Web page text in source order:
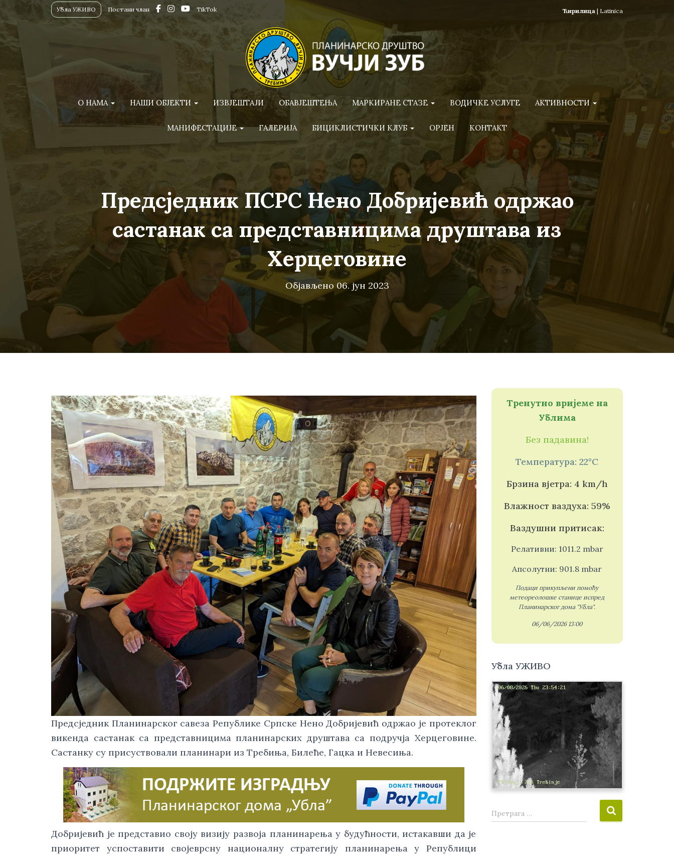
Ћирилица | Latinica
Убла УЖИВО Постани члан TikTok
О НАМА НАШИ ОБЈЕКТИ ИЗВЈЕШТАЈИ ОБАВЈЕШТЕЊА МАРКИРАНЕ СТАЗЕ ВОДИЧКЕ УСЛУГЕ АКТИВНОСТИ
МАНИФЕСТАЦИЈЕ ГАЛЕРИЈА БИЦИКЛИСТИЧКИ КЛУБ ОРЈЕН КОНТАКТ
Предсједник ПСРС Нено Добријевић одржао
састанак са представницима друштава из
Херцеговине
Објављено 06. јун 2023
Предсједник Планинарског савеза Републике Српске Нено Добријевић одржао је протеклог
викенда састанак са представницима планинарских друштава са подручја Херцеговине.
Састанку су присуствовали планинари из Требиња, Билеће, Гацка и Невесиња.
Добријевић је представио своју визију развоја планинарења у будућности, истакавши да је
приоритет успоставити својеврсну националну стратегију планинарења у Републици
Тренутно вријеме на
Ублима
Без падавина!
Температура: 22°C
Брзина вјетра: 4 km/h
Влажност ваздуха: 59%
Ваздушни притисак:
Релативни: 1011.2 mbar
Апсолутни: 901.8 mbar
Подаци прикупљени помоћу
метеореолошке станице испред
Планинарског дома "Убла".
06/06/2026 13:00
Убла УЖИВО
П
р
Претрага …